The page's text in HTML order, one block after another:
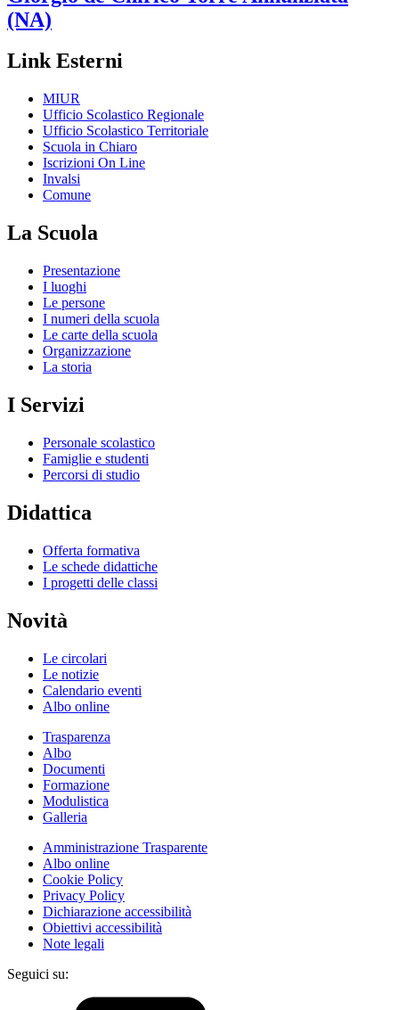
(NA)
Link Esterni
MIUR
Ufficio Scolastico Regionale
Ufficio Scolastico Territoriale
Scuola in Chiaro
Iscrizioni On Line
Invalsi
Comune
La Scuola
Presentazione
I luoghi
Le persone
I numeri della scuola
Le carte della scuola
Organizzazione
La storia
I Servizi
Personale scolastico
Famiglie e studenti
Percorsi di studio
Didattica
Offerta formativa
Le schede didattiche
I progetti delle classi
Novità
Le circolari
Le notizie
Calendario eventi
Albo online
Trasparenza
Albo
Documenti
Formazione
Modulistica
Galleria
Amministrazione Trasparente
Albo online
Cookie Policy
Privacy Policy
Dichiarazione accessibilità
Obiettivi accessibilità
Note legali
Seguici su: